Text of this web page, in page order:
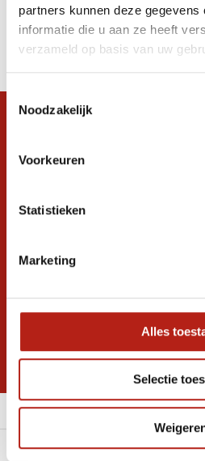
partners kunnen deze
informatie die u aan ze heeft
verzameld op basis van uw
Toestemmingsselectie
Noodzakelijk
Voorkeuren
Statistieken
Marketing
Alles
Selectie
Producten
Filter
Stel je vraag in de chat, en we
graag verder. 24/7
Volg ons
promoties
* Lees hier de wettelijke beperkingen
Meer informatie
Klantenservice